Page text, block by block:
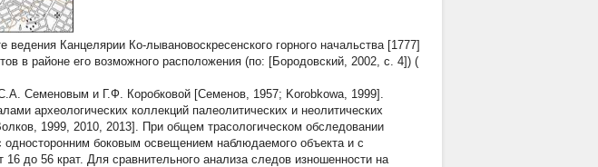
ведения Канцелярии Ко-лывановоскресенского горного начальства [1777]
в районе его возможного расположения (по: [Бородовский, 2002, с. 4]) (
С.А. Семеновым и Г.Ф. Коробковой [Семенов, 1957; Korobkowa, 1999].
археологических коллекций палеолитических и неолитических
1999, 2010, 2013]. При общем трасологическом обследовании
боковым освещением наблюдаемого объекта и с
до 56 крат. Для сравнительного анализа следов изношенности на